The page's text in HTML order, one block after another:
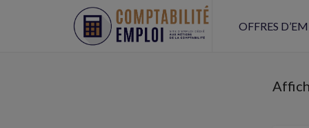
OFFRES